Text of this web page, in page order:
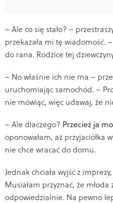
– Ale co się stało? –
przekazała mi tę wiadomość.
do rana. Rodzice tej
– No właśnie ich nie ma –
uruchomiając samochód. –
nie mówiąc, więc udawaj, że
– Ale dlaczego? Przecież ja
oponowałam, aż przyjaciółka
nie chce wracać do domu.
Jednak chciała wyjść z
Musiałam przyznać, że młoda
odpowiedzialnie. Na pewno